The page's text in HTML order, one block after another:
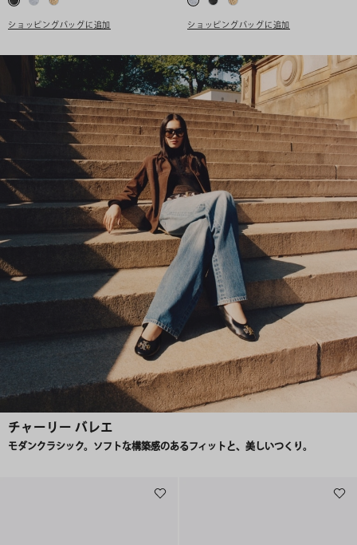
ショッピングバッグに追加 ショッピングバッグに追加
チャーリー バレエ
モダンクラシック。ソフトな構築感のあるフィットと、美しいつくり。